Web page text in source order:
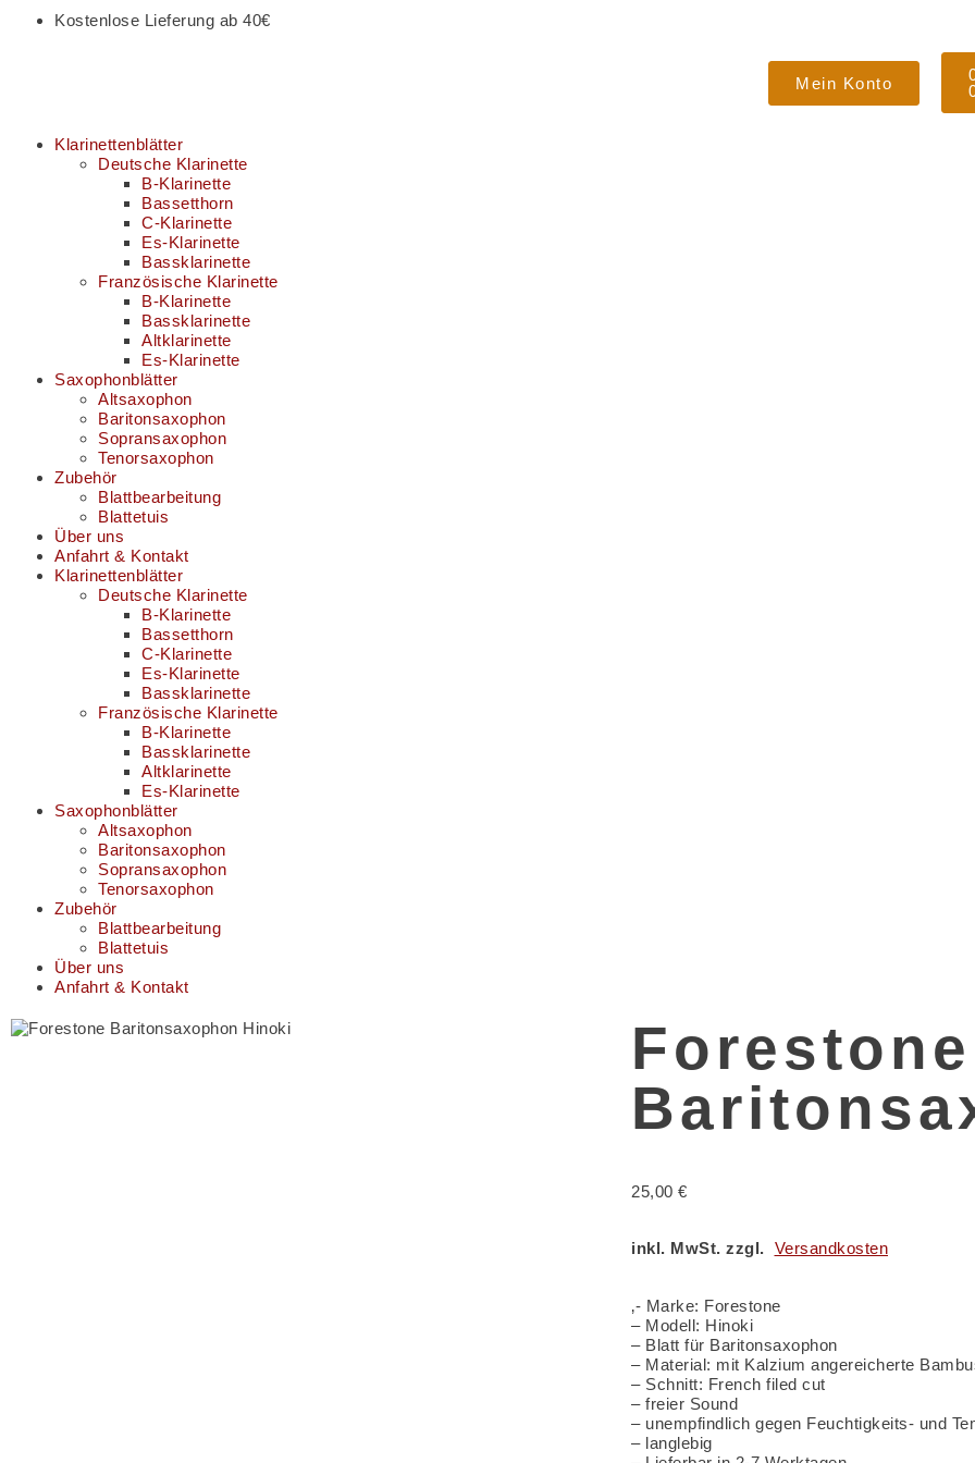
Kostenlose Lieferung ab 40€
Mein Konto
Klarinettenblätter
Deutsche Klarinette
B-Klarinette
Bassetthorn
C-Klarinette
Es-Klarinette
Bassklarinette
Französische Klarinette
B-Klarinette
Bassklarinette
Altklarinette
Es-Klarinette
Saxophonblätter
Altsaxophon
Baritonsaxophon
Sopransaxophon
Tenorsaxophon
Zubehör
Blattbearbeitung
Blattetuis
Über uns
Anfahrt & Kontakt
Klarinettenblätter
Deutsche Klarinette
B-Klarinette
Bassetthorn
C-Klarinette
Es-Klarinette
Bassklarinette
Französische Klarinette
B-Klarinette
Bassklarinette
Altklarinette
Es-Klarinette
Saxophonblätter
Altsaxophon
Baritonsaxophon
Sopransaxophon
Tenorsaxophon
Zubehör
Blattbearbeitung
Blattetuis
Über uns
Anfahrt & Kontakt
25,00 €
inkl. MwSt. zzgl. Versandkosten
‚- Marke: Forestone
– Modell: Hinoki
– Blatt für Baritonsaxophon
– Material: mit Kalzium angereicherte
– Schnitt: French filed cut
– freier Sound
– unempfindlich gegen Feuchtigkeits- und
– langlebig